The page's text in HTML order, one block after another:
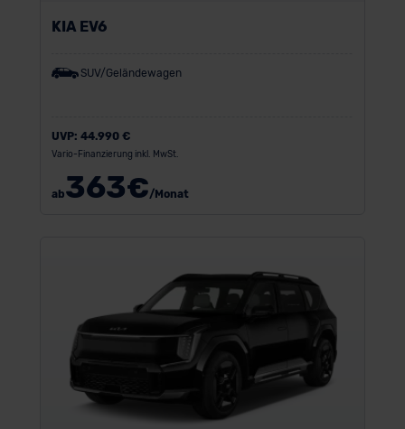
KIA EV6
SUV/Geländewagen
UVP: 44.990 €
Vario-Finanzierung inkl. MwSt.
ab363€/Monat